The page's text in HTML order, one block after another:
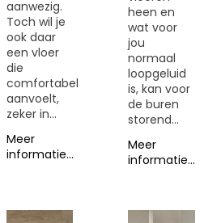
aanwezig.
Toch wil je
ook daar
een vloer
die
comfortabel
aanvoelt,
zeker in...
Meer
informatie...
heen en
wat voor
jou
normaal
loopgeluid
is, kan voor
de buren
storend...
Meer
informatie...